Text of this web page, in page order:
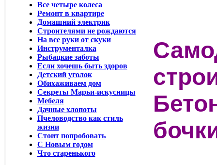
Все четыре колеса
Ремонт в квартире
Домашний электрик
Строителями не рождаются
На все руки от скуки
Инструменталка
Рыбацкие заботы
Если хочешь быть здоров
Детский уголок
Обихаживаем дом
Секреты Марьи-искусницы
Мебеля
Дачные хлопоты
Пчеловодство как стиль
жизни
Стоит попробовать
С Новым годом
Что старенького